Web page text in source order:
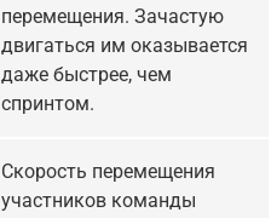
перемещения. Зачастую
двигаться им оказывается
даже быстрее, чем
спринтом.
Скорость перемещения
участников команды